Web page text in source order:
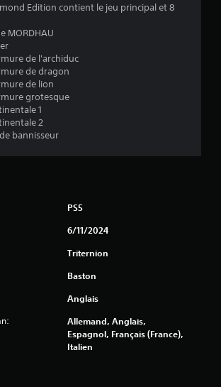
Edition contient le jeu principal et 8
MORDHAU
de l'archiduc
de dragon
de lion
grotesque
1
2
bannisseur
PS5
6/11/2024
Triternion
Baston
Anglais
Allemand, Anglais,
Espagnol, Français (France),
Italien